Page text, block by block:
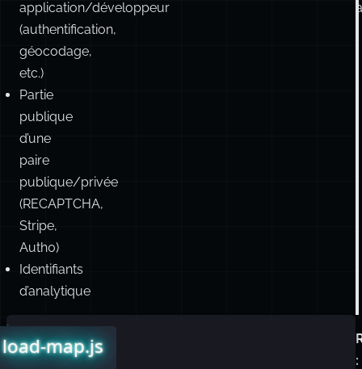
application/développeur
(authentification,
géocodage,
etc.)
Partie
publique
d’une
paire
publique/privée
(RECAPTCHA,
Stripe,
Auth0)
Identifiants
d’analytique
Exemple
:
config.js
load-map.js
: